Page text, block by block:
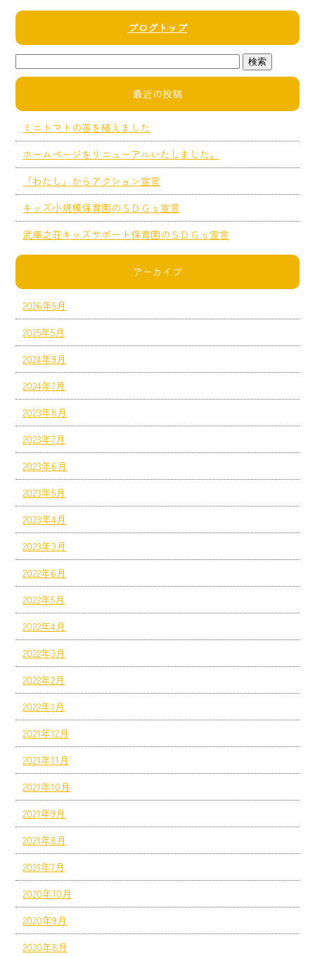
ブログトップ
最近の投稿
ミニトマトの苗を植えました
ホームページをリニューアルいたしました。
「わたし」からアクション宣言
キッズ小規模保育園のＳＤＧｓ宣言
武庫之荘キッズサポート保育園のＳＤＧｓ宣言
アーカイブ
2026年5月
2025年5月
2024年9月
2024年7月
2023年8月
2023年7月
2023年6月
2023年5月
2023年4月
2023年3月
2022年6月
2022年5月
2022年4月
2022年3月
2022年2月
2022年1月
2021年12月
2021年11月
2021年10月
2021年9月
2021年8月
2021年7月
2020年10月
2020年9月
2020年8月